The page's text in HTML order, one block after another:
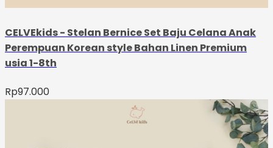
CELVEkids - Stelan Bernice Set Baju Celana Anak
Perempuan Korean style Bahan Linen Premium
usia 1-8th
Rp97.000